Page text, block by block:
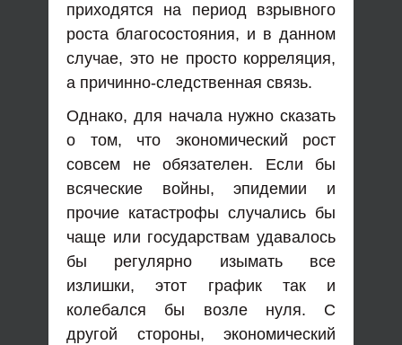
приходятся на период взрывного
роста благосостояния, и в данном
случае, это не просто корреляция,
а причинно-следственная связь.
Однако, для начала нужно сказать
о том, что экономический рост
совсем не обязателен. Если бы
всяческие войны, эпидемии и
прочие катастрофы случались бы
чаще или государствам удавалось
бы регулярно изымать все
излишки, этот график так и
колебался бы возле нуля. С
другой стороны, экономический